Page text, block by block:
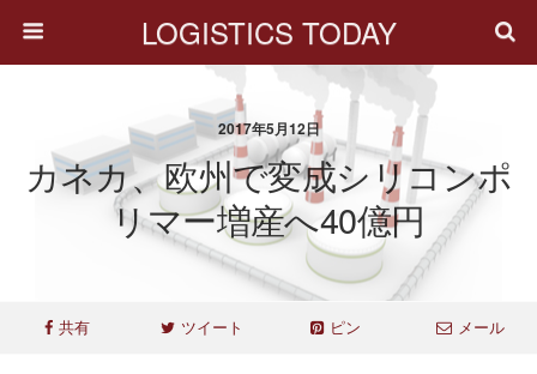
LOGISTICS TODAY
2017年5月12日
カネカ、欧州で変成シリコンポ
リマー増産へ40億円
共有 ツイート ピン メール